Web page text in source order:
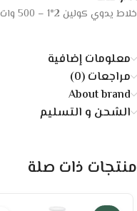
خلاط يدوي كولين 2*1 – 500 وات – أخضر
معلومات إضافية
مراجعات (0)
About brand
الشحن و التسليم
منتجات ذات صلة